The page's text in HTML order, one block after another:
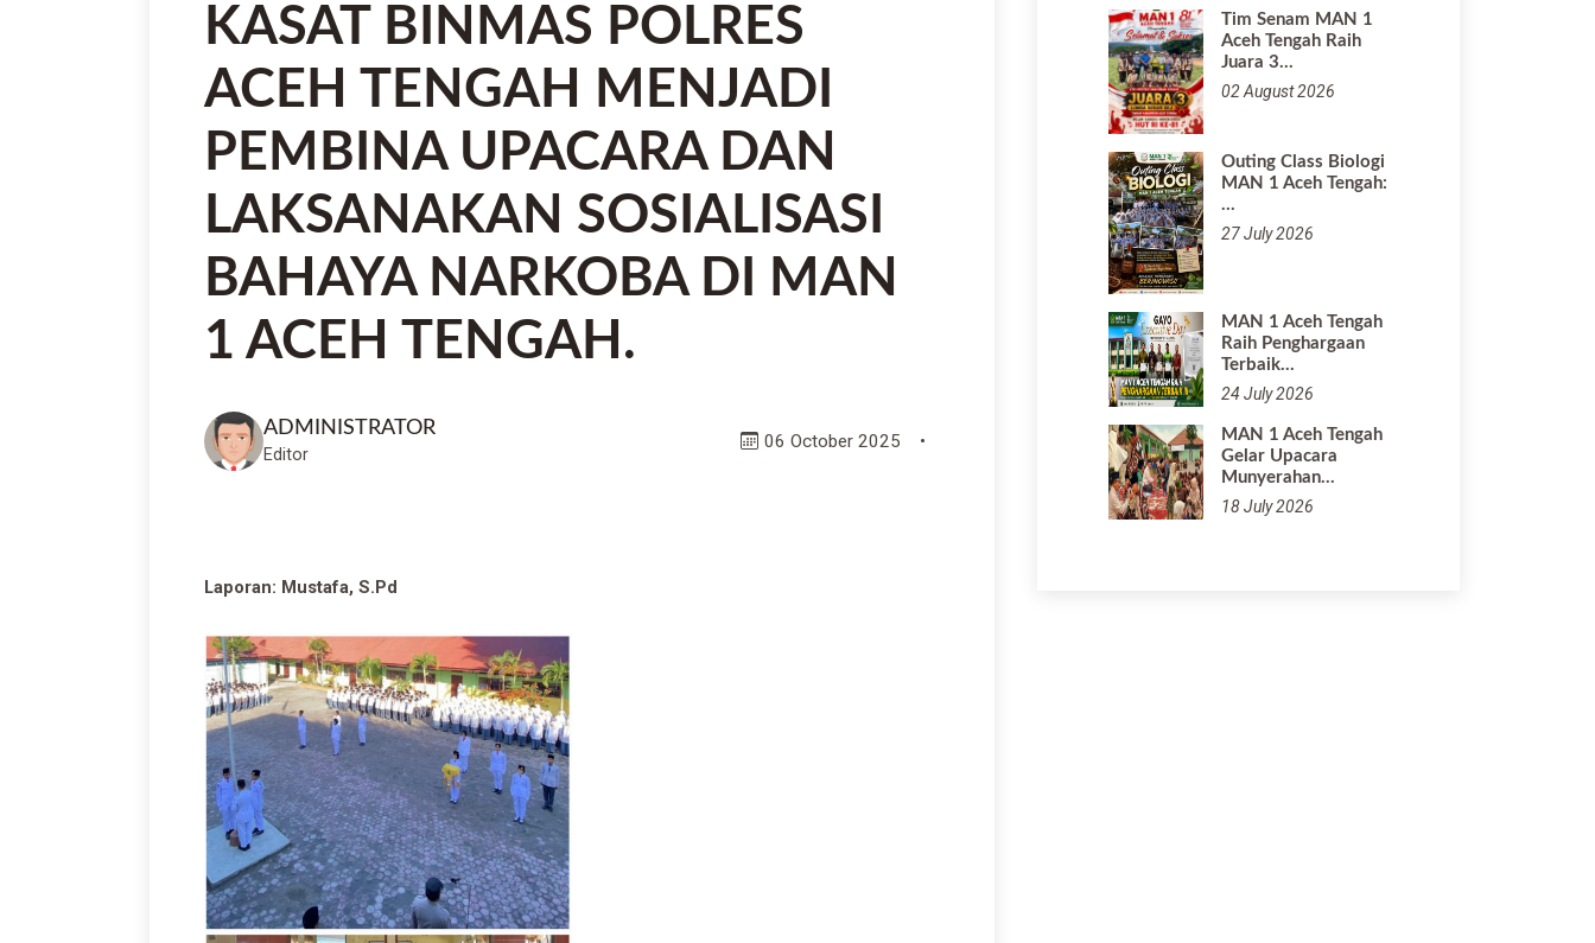
KASAT BINMAS POLRES
ACEH TENGAH MENJADI
PEMBINA UPACARA DAN
LAKSANAKAN SOSIALISASI
BAHAYA NARKOBA DI MAN
1 ACEH TENGAH.
ADMINISTRATOR
Editor
06 October 2025 •
Laporan: Mustafa, S.Pd
Tim Senam MAN 1
Aceh Tengah Raih
Juara 3…
02 August 2026
Outing Class Biologi
MAN 1 Aceh Tengah:
…
27 July 2026
MAN 1 Aceh Tengah
Raih Penghargaan
Terbaik…
24 July 2026
MAN 1 Aceh Tengah
Gelar Upacara
Munyerahan…
18 July 2026